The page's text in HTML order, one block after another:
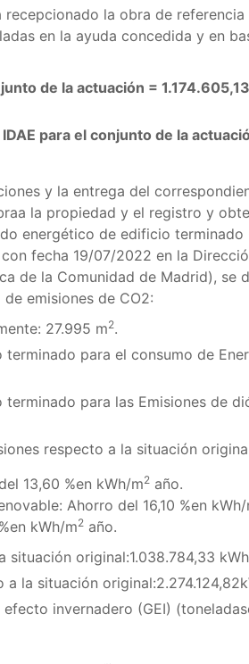
la obra de
en la ayuda concedida y en
de la actuación =
para el conjunto de la
y la entrega del
la propiedad y el registro y
energético de edificio terminado
fecha 19/07/2022 en la
de la Comunidad de Madrid), se
emisiones de CO2:
27.995 m2.
para el consumo de
para las Emisiones de
respecto a la situación
13,60 %en kWh/m2 año.
Ahorro del 16,10 %en kWh/
kWh/m2 año.
original:1.038.784,33
la situación
invernadero (GEI)